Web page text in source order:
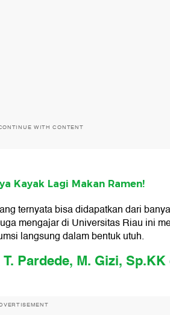
WITH CONTENT
Kayak Lagi Makan Ramen!
ternyata bisa didapatkan dari
mengajar di Universitas Riau ini
langsung dalam bentuk utuh.
Pardede, M. Gizi,